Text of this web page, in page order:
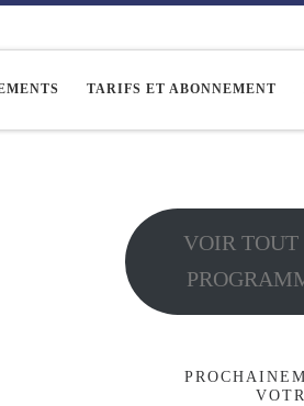
TARIFS ET ABONNEMENT
VOIR TOUT